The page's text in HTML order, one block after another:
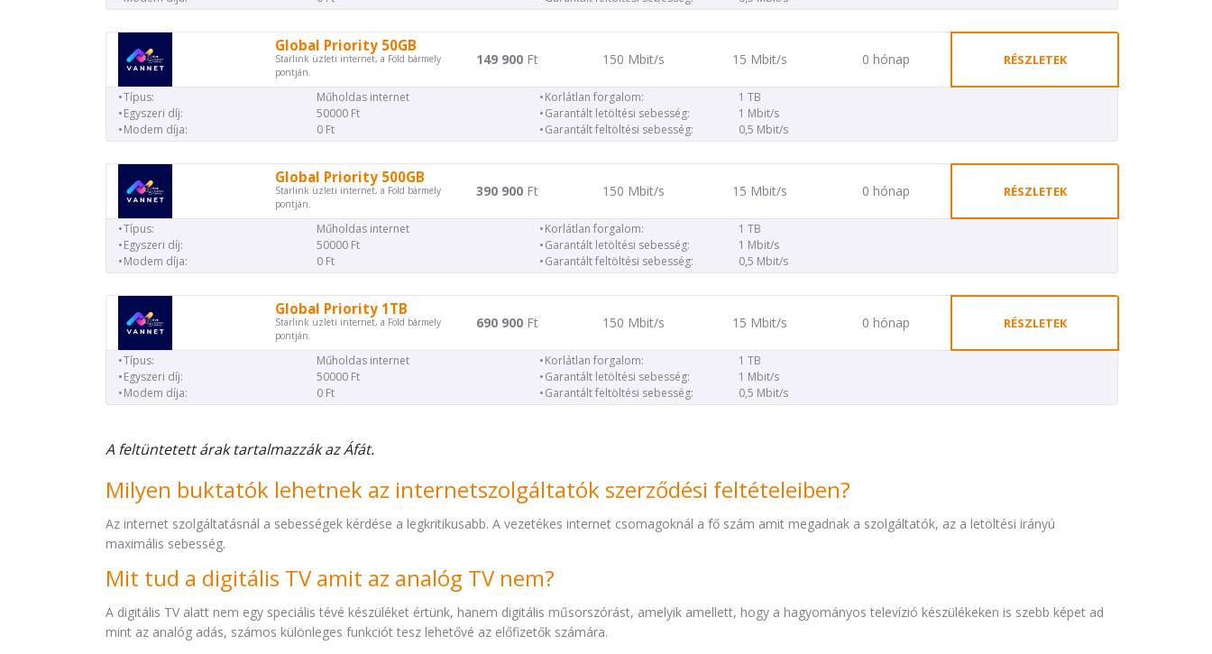
Global Priority 50GB
Starlink üzleti internet, a Föld bármely
pontján.
149 900Ft 150 Mbit/s 15 Mbit/s 0 hónap RÉSZLETEK
Típus:
Műholdas internet
Egyszeri díj:
50000 Ft
Modem díja:
0 Ft
Korlátlan forgalom:
1 TB
Garantált letöltési sebesség:
1 Mbit/s
Garantált feltöltési sebesség:
0,5 Mbit/s
Global Priority 500GB
Starlink üzleti internet, a Föld bármely
pontján.
390 900Ft 150 Mbit/s 15 Mbit/s 0 hónap RÉSZLETEK
Típus:
Műholdas internet
Egyszeri díj:
50000 Ft
Modem díja:
0 Ft
Korlátlan forgalom:
1 TB
Garantált letöltési sebesség:
1 Mbit/s
Garantált feltöltési sebesség:
0,5 Mbit/s
Global Priority 1TB
Starlink üzleti internet, a Föld bármely
pontján.
690 900Ft 150 Mbit/s 15 Mbit/s 0 hónap RÉSZLETEK
Típus:
Műholdas internet
Egyszeri díj:
50000 Ft
Modem díja:
0 Ft
Korlátlan forgalom:
1 TB
Garantált letöltési sebesség:
1 Mbit/s
Garantált feltöltési sebesség:
0,5 Mbit/s
A feltüntetett árak tartalmazzák az Áfát.
Milyen buktatók lehetnek az internetszolgáltatók szerződési feltételeiben?
Az internet szolgáltatásnál a sebességek kérdése a legkritikusabb. A vezetékes internet csomagoknál a fő szám amit megadnak a szolgáltatók, az a letöltési irányú
maximális sebesség.
Mit tud a digitális TV amit az analóg TV nem?
A digitális TV alatt nem egy speciális tévé készüléket értünk, hanem digitális műsorszórást, amelyik amellett, hogy a hagyományos televízió készülékeken is szebb képet ad
mint az analóg adás, számos különleges funkciót tesz lehetővé az előfizetők számára.